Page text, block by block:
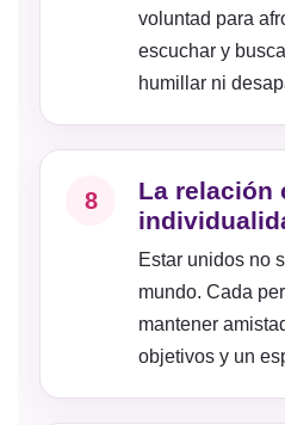
voluntad para
escuchar y
humillar ni
8
La relación
Estar unidos no
mundo. Cada
mantener
objetivos y un